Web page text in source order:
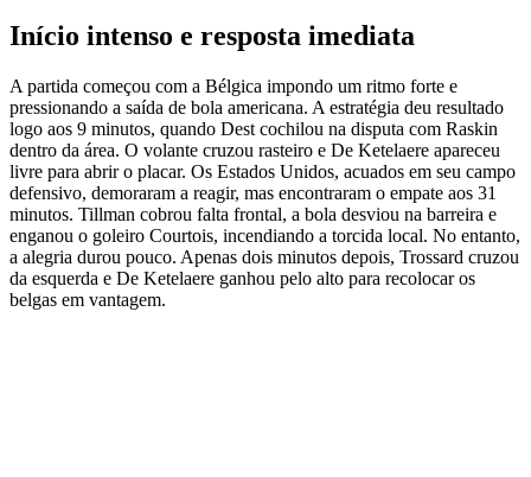
Início intenso e resposta imediata
A partida começou com a Bélgica impondo um ritmo forte e
pressionando a saída de bola americana. A estratégia deu resultado
logo aos 9 minutos, quando Dest cochilou na disputa com Raskin
dentro da área. O volante cruzou rasteiro e De Ketelaere apareceu
livre para abrir o placar. Os Estados Unidos, acuados em seu campo
defensivo, demoraram a reagir, mas encontraram o empate aos 31
minutos. Tillman cobrou falta frontal, a bola desviou na barreira e
enganou o goleiro Courtois, incendiando a torcida local. No entanto,
a alegria durou pouco. Apenas dois minutos depois, Trossard cruzou
da esquerda e De Ketelaere ganhou pelo alto para recolocar os
belgas em vantagem.